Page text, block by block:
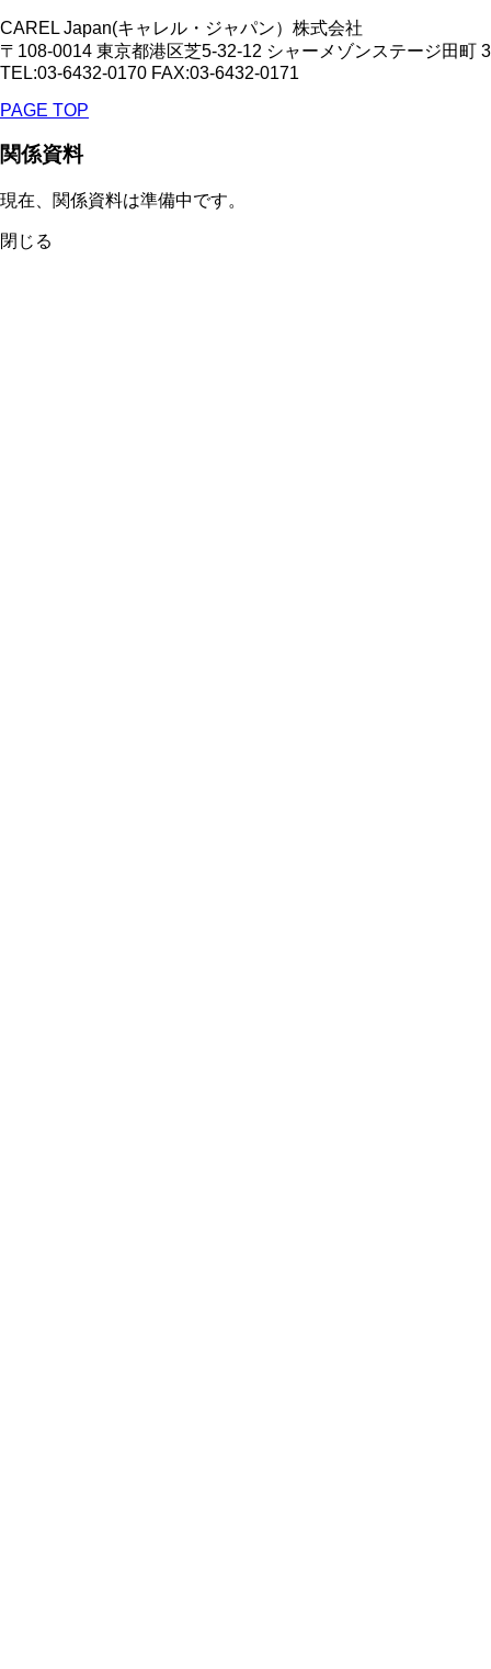
CAREL Japan(キャレル・ジャパン）株式会社
〒108-0014 東京都港区芝5-32-12 シャーメゾンステージ田町
TEL:03-6432-0170 FAX:03-6432-0171
PAGE TOP
関係資料
現在、関係資料は準備中です。
閉じる